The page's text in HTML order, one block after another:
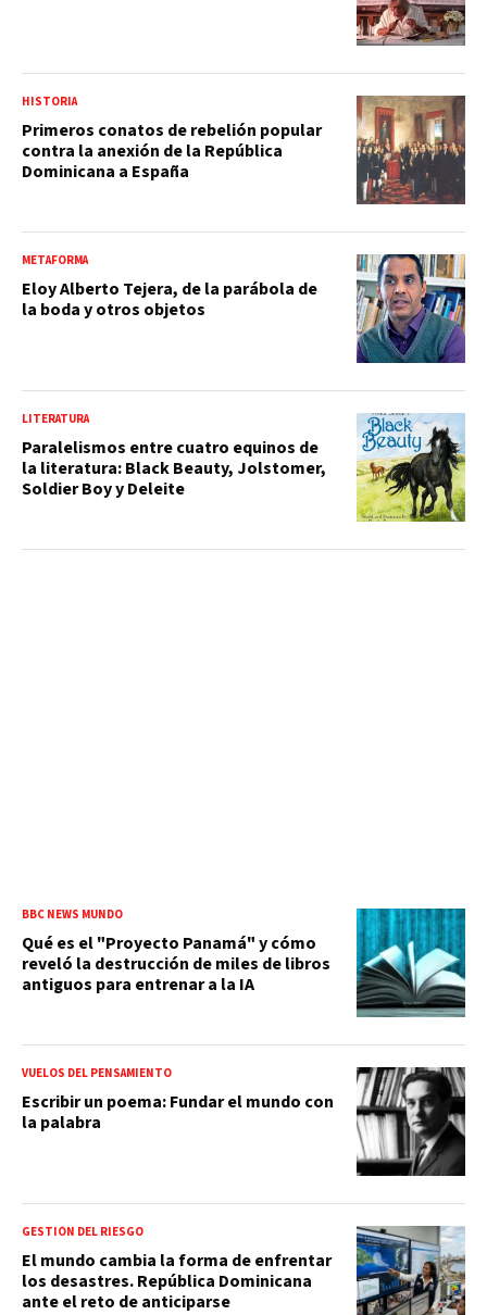
HISTORIA
Primeros conatos de rebelión popular
contra la anexión de la República
Dominicana a España
METAFORMA
Eloy Alberto Tejera, de la parábola de
la boda y otros objetos
LITERATURA
Paralelismos entre cuatro equinos de
la literatura: Black Beauty, Jolstomer,
Soldier Boy y Deleite
BBC NEWS MUNDO
Qué es el "Proyecto Panamá" y cómo
reveló la destrucción de miles de libros
antiguos para entrenar a la IA
VUELOS DEL PENSAMIENTO
Escribir un poema: Fundar el mundo con
la palabra
GESTIÓN DEL RIESGO
El mundo cambia la forma de enfrentar
los desastres. República Dominicana
ante el reto de anticiparse